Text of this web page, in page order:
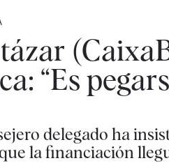
“Es
delegado ha
la financiación